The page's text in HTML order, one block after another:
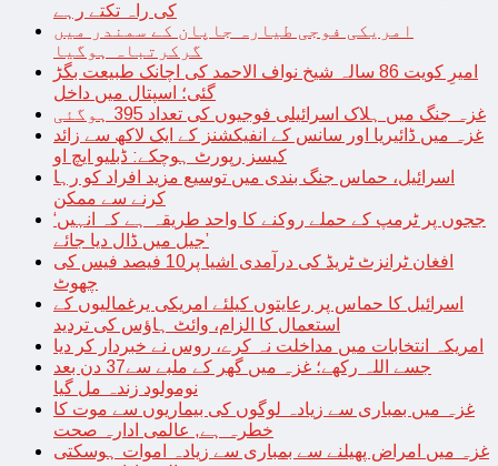
کی راہ تکتے رہے
امریکی فوجی طیارہ جاپان کے سمندر میں
گرکرتباہ ہوگیا
امیرِ کویت 86 سالہ شیخ نواف الاحمد کی اچانک طبیعت بگڑ
گئی؛ اسپتال میں داخل
غزہ جنگ میں ہلاک اسرائیلی فوجیوں کی تعداد 395 ہوگئی
غزہ میں ڈائیریا اور سانس کے انفیکشنز کے ایک لاکھ سے زائد
کیسز رپورٹ ہوچکے: ڈبلیو ایچ او
اسرائیل، حماس جنگ بندی میں توسیع مزید افراد کو رہا
کرنے سے ممکن
‘ججوں پر ٹرمپ کے حملے روکنے کا واحد طریقہ ہے کہ انہیں
جیل میں ڈال دیا جائے’
افغان ٹرانزٹ ٹریڈ کی درآمدی اشیا پر10 فیصد فیس کی
چھوٹ
اسرائیل کا حماس پر رعایتوں کیلئے امریکی یرغمالیوں کے
استعمال کا الزام، وائٹ ہاؤس کی تردید
امریکہ انتخابات میں مداخلت نہ کرے، روس نے خبردار کر دیا
جسے اللہ رکھے؛ غزہ میں گھر کے ملبے سے37 دن بعد
نومولود زندہ مل گیا
غزہ میں بمباری سے زیادہ لوگوں کی بیماریوں سے موت کا
خطرہ ہے, عالمی ادارہ صحت
غزہ میں امراض پھیلنے سے بمباری سے زیادہ اموات ہوسکتی